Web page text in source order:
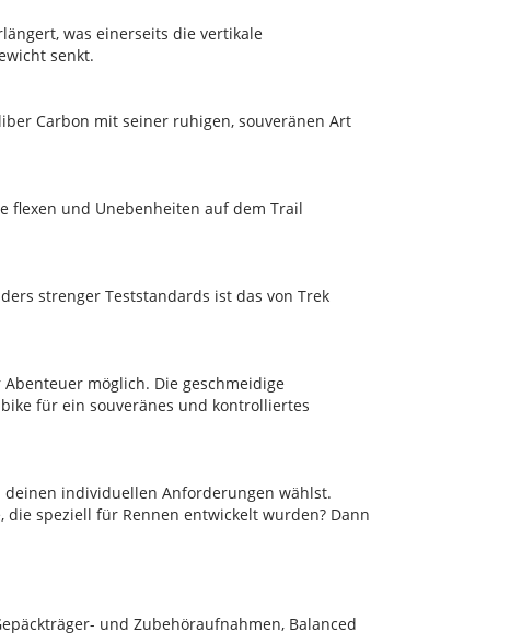
was einerseits die vertikale
senkt.
Carbon mit seiner ruhigen, souveränen Art
flexen und Unebenheiten auf dem Trail
strenger Teststandards ist das von Trek
möglich. Die geschmeidige
für ein souveränes und kontrolliertes
deinen individuellen Anforderungen wählst.
speziell für Rennen entwickelt wurden? Dann
und Zubehöraufnahmen, Balanced